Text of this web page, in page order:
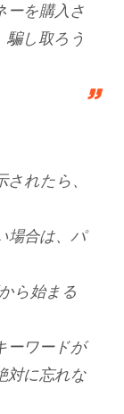
ーを購入さ
騙し取ろう
れたら、
場合は、パ
ら始まる
ーワードが
対に忘れな